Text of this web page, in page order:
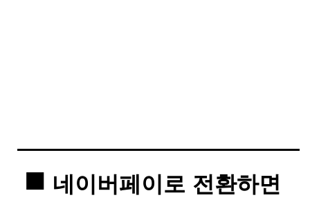
네이버페이로 전환하면